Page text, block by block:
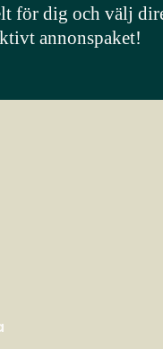
för dig och välj
annonspaket!